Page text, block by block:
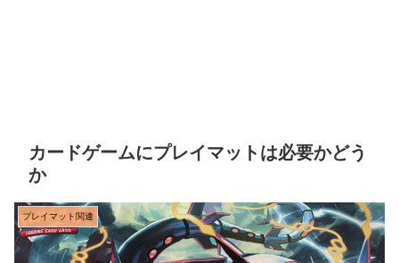
カードゲームにプレイマットは必要かどう
か
プレイマット関連